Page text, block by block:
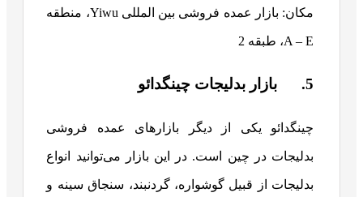
مکان: بازار عمده فروشی بین المللی Yiwu، منطقه
A – E، طبقه 2
5. بازار بدلیجات چینگدائو
چینگدائو یکی از دیگر بازارهای عمده ‌فروشی
بدلیجات در چین است. در این بازار می‌توانید انواع
بدلیجات از قبیل گوشواره، گردنبند، سنجاق سینه و